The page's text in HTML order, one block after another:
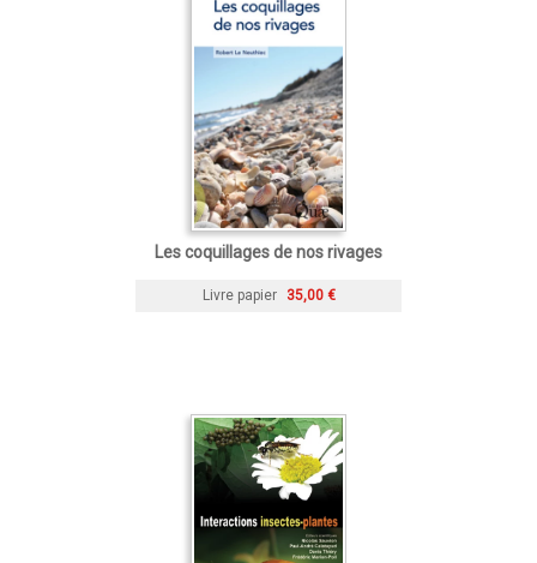
Les coquillages de nos rivages
Livre papier 35,00 €